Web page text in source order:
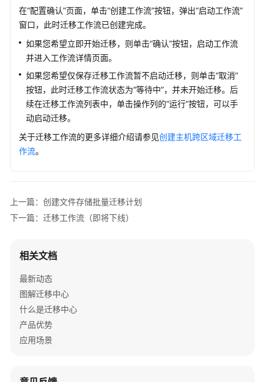
移
项
迁
移
中
心
Agent
操
作
指
佳
实
常
问
题
文
档
在“配置确认”页面，单击“创建工作流”按钮，弹出“启动工作流”
窗口，此时迁移工作流已创建完成。
如果您希望立即开始迁移，则单击“确认”按钮，启动工作流
并进入工作流详情页面。
如果您希望仅保存迁移工作流暂不启动迁移，则单击“取消”
按钮，此时迁移工作流状态为“等待中”，并未开始迁移。后
续在迁移工作流列表中，单击操作列的“运行”按钮，可以手
动启动迁移。
关于迁移工作流的更多详细介绍请参见创建主机跨区域迁移工
作流。
上一篇：创建文件存储批量迁移计划
下一篇：迁移工作流（即将下线）
相关文档
最新动态
图解迁移中心
什么是迁移中心
产品优势
应用场景